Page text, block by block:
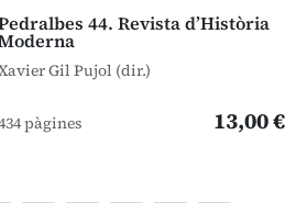
44. Revista d’Història
Gil Pujol (dir.)
pàgines 13,00 €